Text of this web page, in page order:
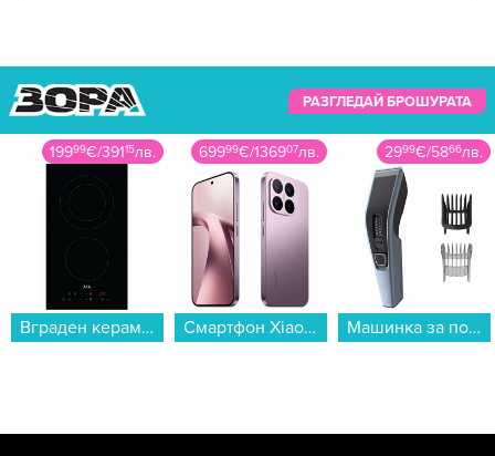
РАЗГЛЕДАЙ БРОШУРАТА
19999€/39115лв.
Вграден керамичен плот AEG HRB32310CB , Електрически...
69999€/136907лв.
Смартфон Xiaomi 17T 256/12 VIOLET MZB0NODEU , 12 GB, 256 GB...
2999€/5866лв.
Машинка за подстригване Philips HC3530/15...